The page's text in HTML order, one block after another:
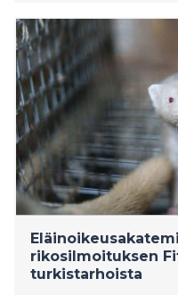
keskeytyksettä kahdella
hyvinvointialueen
rikosilmoituksen
turkistarhoista